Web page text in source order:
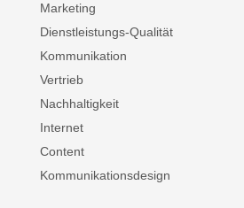
Marketing
Dienstleistungs-Qualität
Kommunikation
Vertrieb
Nachhaltigkeit
Internet
Content
Kommunikationsdesign